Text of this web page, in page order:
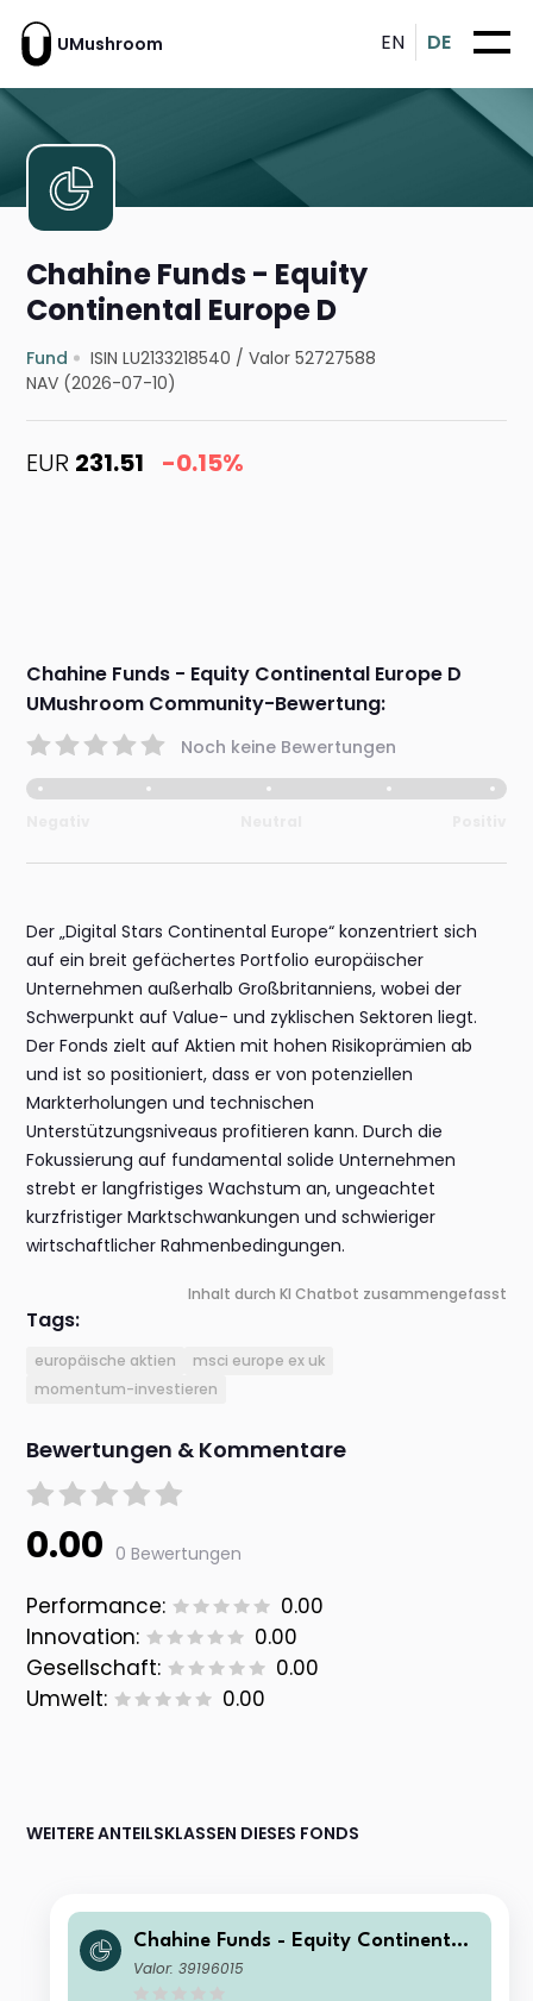
UMushroom EN DE
Chahine Funds - Equity
Continental Europe D
Fund ISIN LU2133218540 /Valor 52727588
NAV (2026-07-10)
EUR 231.51 -0.15%
Chahine Funds - Equity Continental Europe D
UMushroom Community-Bewertung:
Noch keine Bewertungen
Der „Digital Stars Continental Europe“ konzentriert sich
auf ein breit gefächertes Portfolio europäischer
Unternehmen außerhalb Großbritanniens, wobei der
Schwerpunkt auf Value- und zyklischen Sektoren liegt.
Der Fonds zielt auf Aktien mit hohen Risikoprämien ab
und ist so positioniert, dass er von potenziellen
Markterholungen und technischen
Unterstützungsniveaus profitieren kann. Durch die
Fokussierung auf fundamental solide Unternehmen
strebt er langfristiges Wachstum an, ungeachtet
kurzfristiger Marktschwankungen und schwieriger
wirtschaftlicher Rahmenbedingungen.
Inhalt durch KI Chatbot zusammengefasst
Tags:
europäische aktien
msci europe ex uk
momentum-investieren
Bewertungen & Kommentare
0.00 0 Bewertungen
Performance:
0.00
Innovation:
0.00
Gesellschaft:
0.00
Umwelt:
0.00
WEITERE ANTEILSKLASSEN DIESES FONDS
Chahine Funds - Equity Continental
Europe Acc 2
Valor: 39196015